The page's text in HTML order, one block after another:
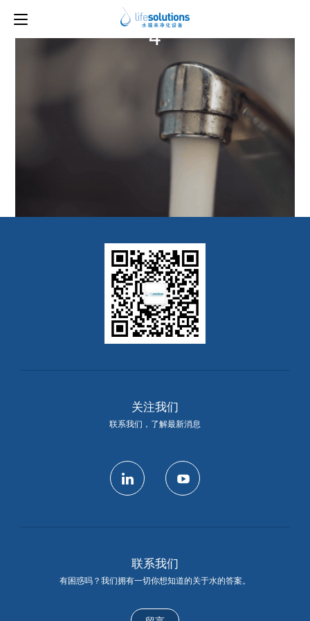
上一图片
4
关注我们
联系我们，了解最新消息
联系我们
有困惑吗？我们拥有一切你想知道的关于水的答案。